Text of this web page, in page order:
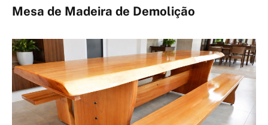
Mesa de Madeira de Demolição